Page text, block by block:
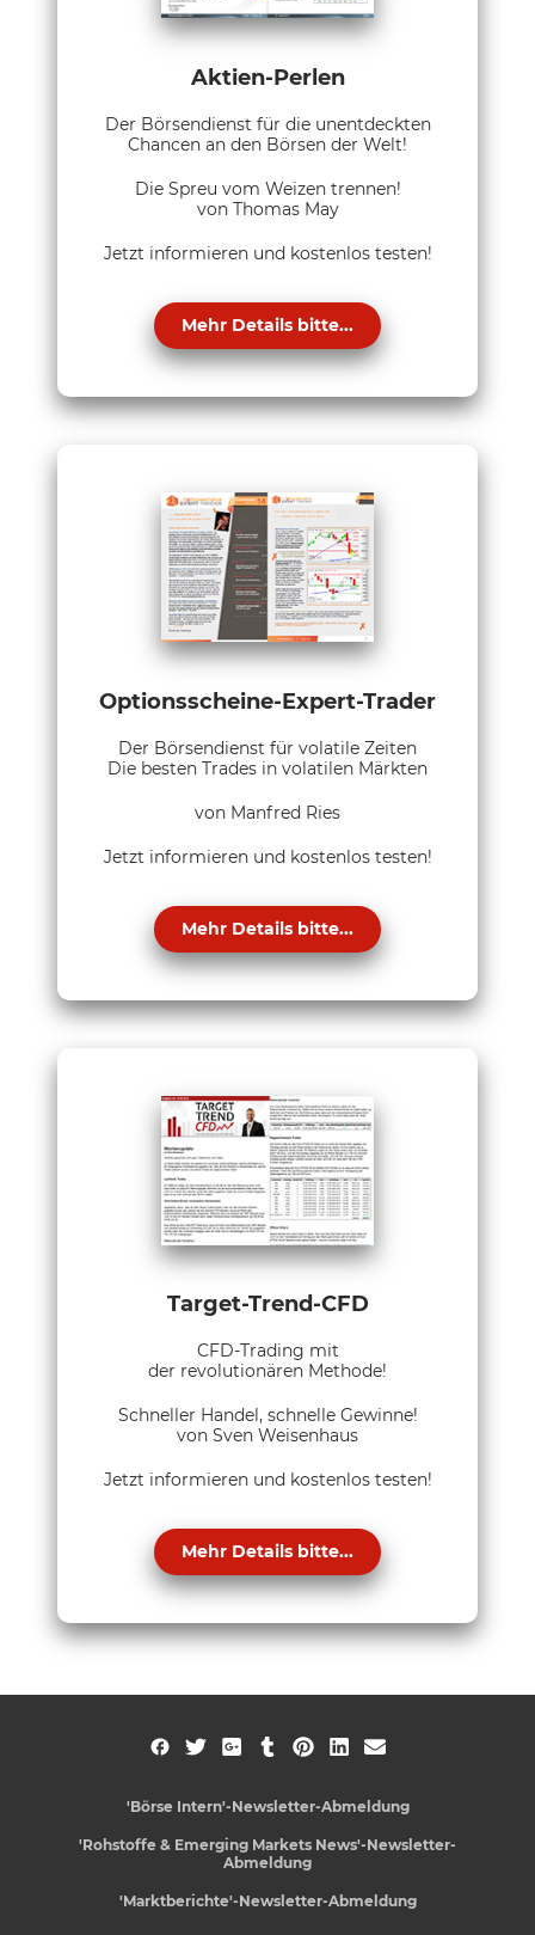
Aktien-Perlen
Der Börsendienst für die unentdeckten
Chancen an den Börsen der Welt!
Die Spreu vom Weizen trennen!
von Thomas May
Jetzt informieren und kostenlos testen!
Mehr Details bitte...
Optionsscheine-Expert-Trader
Der Börsendienst für volatile Zeiten
Die besten Trades in volatilen Märkten
von Manfred Ries
Jetzt informieren und kostenlos testen!
Mehr Details bitte...
Target-Trend-CFD
CFD-Trading mit
der revolutionären Methode!
Schneller Handel, schnelle Gewinne!
von Sven Weisenhaus
Jetzt informieren und kostenlos testen!
Mehr Details bitte...
'Börse Intern'-Newsletter-Abmeldung
'Rohstoffe & Emerging Markets News'-Newsletter-
Abmeldung
'Marktberichte'-Newsletter-Abmeldung